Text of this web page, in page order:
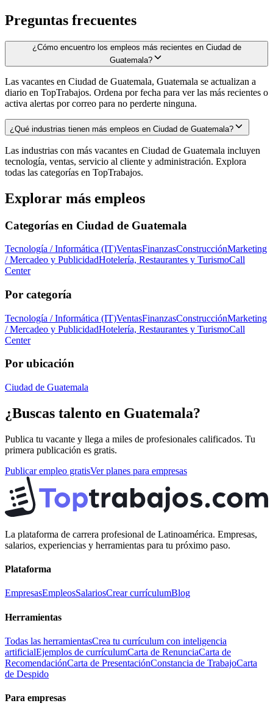
Preguntas frecuentes
¿Cómo encuentro los empleos más recientes en Ciudad de
Guatemala?
Las vacantes en Ciudad de Guatemala, Guatemala se actualizan a
diario en TopTrabajos. Ordena por fecha para ver las más recientes o
activa alertas por correo para no perderte ninguna.
¿Qué industrias tienen más empleos en Ciudad de Guatemala?
Las industrias con más vacantes en Ciudad de Guatemala incluyen
tecnología, ventas, servicio al cliente y administración. Explora
todas las categorías en TopTrabajos.
Explorar más empleos
Categorías en Ciudad de Guatemala
Tecnología / Informática (IT)VentasFinanzasConstrucciónMarketing
/ Mercadeo y PublicidadHotelería, Restaurantes y TurismoCall
Center
Por categoría
Tecnología / Informática (IT)VentasFinanzasConstrucciónMarketing
/ Mercadeo y PublicidadHotelería, Restaurantes y TurismoCall
Center
Por ubicación
Ciudad de Guatemala
¿Buscas talento en Guatemala?
Publica tu vacante y llega a miles de profesionales calificados. Tu
primera publicación es gratis.
Publicar empleo gratisVer planes para empresas
La plataforma de carrera profesional de Latinoamérica. Empresas,
salarios, experiencias y herramientas para tu próximo paso.
Plataforma
EmpresasEmpleosSalariosCrear currículumBlog
Herramientas
Todas las herramientasCrea tu currículum con inteligencia
artificialEjemplos de currículumCarta de RenunciaCarta de
RecomendaciónCarta de PresentaciónConstancia de TrabajoCarta
de Despido
Para empresas